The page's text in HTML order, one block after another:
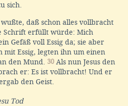
sich.
wußte, daß schon alles vollbracht
Schrift erfüllt würde: Mich
Gefäß voll Essig da; sie aber
mit Essig, legten ihn um einen
den Mund. 30 Als nun Jesus den
er: Es ist vollbracht! Und er
den Geist.
Tod